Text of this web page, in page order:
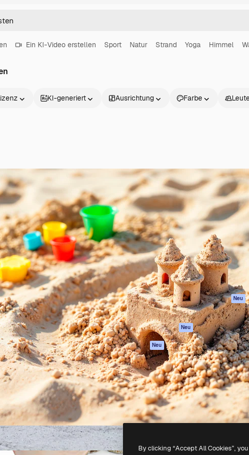
Ein KI-Video erstellen Sport Natur Strand Yoga Himmel
KI-generiert Ausrichtung Farbe
Plattform, um deine beste
zu verwirklichen. Mehr als 1 Million
unter Kreativen, Unternehmen,
und Studios.
Produkte
Spaces
KI-Assistent
KI-Bildgenerator
KI-Videogenerator
KI-
Stimmengenerator
Stock-Inhalte
MCP für
Claude/ChatGPT
Neu
Agenten Neu
API
Mobile App
Alle Magnific-Tools
Loslegen
Academy
Support
AGB
Originale Neu
Cookie-
Partner
Unternehmen
© 2010- 2026Freepik Company S.L.U. Alle Rechte vorbehalten
By clicking “Accept All Cookies”,